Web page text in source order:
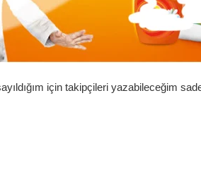
için takipçileri yazabileceğim